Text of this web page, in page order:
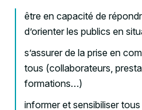
être en capacité de
d’orienter les publics en
s’assurer de la prise en
tous (collaborateurs,
formations…)
informer et sensibiliser